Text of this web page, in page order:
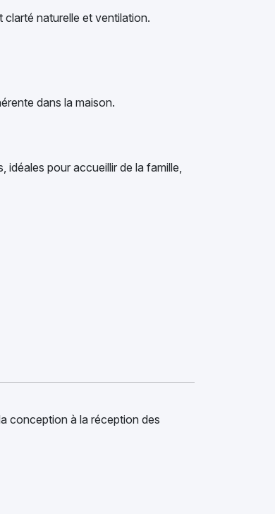
clarté naturelle et ventilation.
dans la maison.
idéales pour accueillir de la famille,
conception à la réception des